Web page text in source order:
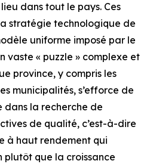
dans tout le pays. Ces
stratégie technologique de
uniforme imposé par le
vaste « puzzle » complexe et
province, y compris les
municipalités, s’efforce de
dans la recherche de
de qualité, c’est-à-dire
à haut rendement qui
plutôt que la croissance